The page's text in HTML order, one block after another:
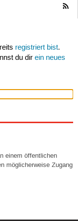
registriert bist.
du dir ein neues
einem öffentlichen
möglicherweise Zugang